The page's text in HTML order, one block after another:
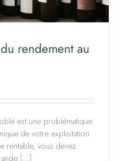
rendement au
est une problématique
de votre exploitation
rentable, vous devez
[...]